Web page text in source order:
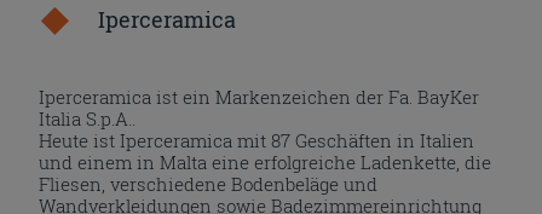
Iperceramica
Iperceramica ist ein Markenzeichen der Fa. BayKer
Italia S.p.A..
Heute ist Iperceramica mit 87 Geschäften in Italien
und einem in Malta eine erfolgreiche Ladenkette, die
Fliesen, verschiedene Bodenbeläge und
Wandverkleidungen sowie Badezimmereinrichtung